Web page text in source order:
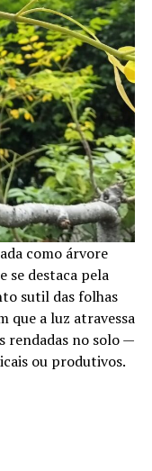
como árvore
se destaca pela
sutil das folhas
que a luz atravessa
rendadas no solo —
ou produtivos.